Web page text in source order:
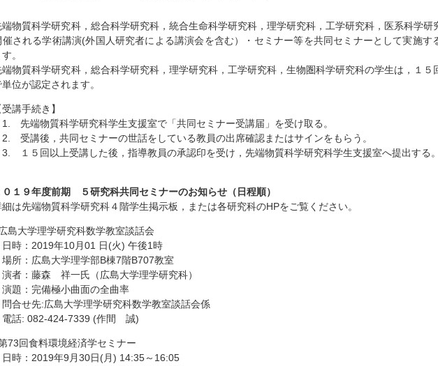
端物質科学研究科，総合科学研究科，統合生命科学研究科，理学研究科，工学研究科，医系科学研
催される学術講演(外国人研究者による講演会を含む）・セミナー等を共同セミナーとして実施す
す。
端物質科学研究科，総合科学研究科，理学研究科，工学研究科，生物圏科学研究科の学生は，１５
単位が認定されます。
受講手続き】
先端物質科学研究科学生支援室で「共同セミナー受講届」を受け取る。
受講後，共同セミナーの世話をしている教員の出席確認またはサインをもらう。
１５回以上受講した後，指導教員の承認印を受け，先端物質科学研究科学生支援室へ提出する。
０１９年度前期 ５研究科共同セミナーのお知らせ（日程順）
細は先端物質科学研究科４階学生掲示板，または各研究科のHPをご覧ください。
島大学理学研究科数学教室談話会
時：2019年10月01 日(火) 午後1時
所：広島大学理学部B棟7階B707教室
者：藤森 祥一氏（広島大学理学研究科）
題：完備極小曲面の全曲率
合せ先:広島大学理学研究科数学教室談話会係
話: 082-424-7339 (作間 誠)
73回食料環境経済学セミナー
時：2019年9月30日(月) 14:35～16:05